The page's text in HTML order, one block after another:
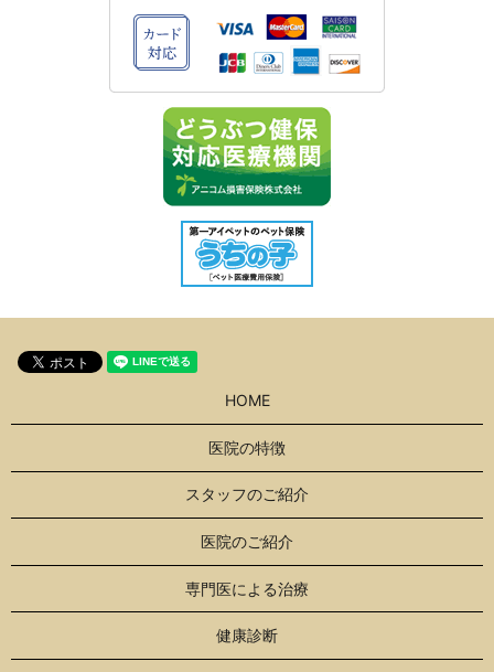
HOME
医院の特徴
スタッフのご紹介
医院のご紹介
専門医による治療
健康診断